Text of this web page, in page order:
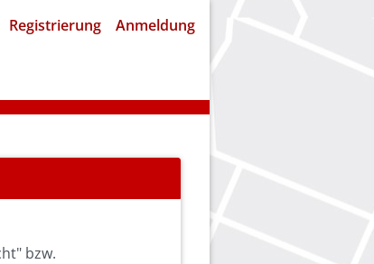
Registrierung Anmeldung
bzw.